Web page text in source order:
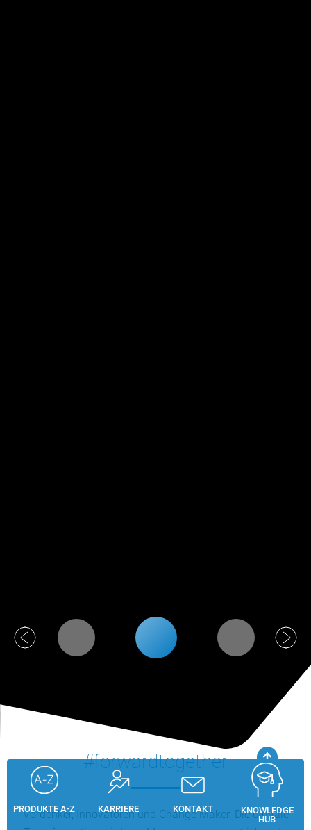
PRODUKTE A-Z KARRIERE KONTAKT
KNOWLEDGE
HUB
#forwardtogether
Vordenker, Innovatoren und Change Maker. Die digitale